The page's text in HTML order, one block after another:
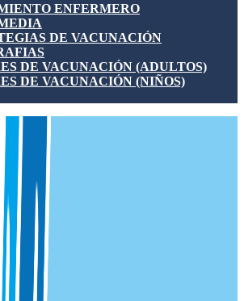
ENFERMERO
DE VACUNACIÓN
DE VACUNACIÓN (ADULTOS)
DE VACUNACIÓN (NIÑOS)